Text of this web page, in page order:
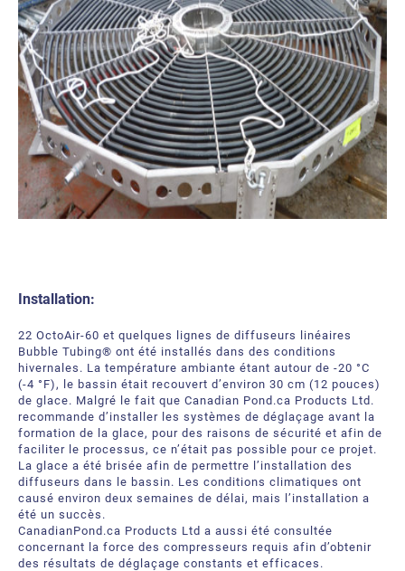
Installation:
22 OctoAir-60 et quelques lignes de diffuseurs linéaires
Bubble Tubing® ont été installés dans des conditions
hivernales. La température ambiante étant autour de -20 °C
(-4 °F), le bassin était recouvert d’environ 30 cm (12 pouces)
de glace. Malgré le fait que Canadian Pond.ca Products Ltd.
recommande d’installer les systèmes de déglaçage avant la
formation de la glace, pour des raisons de sécurité et afin de
faciliter le processus, ce n’était pas possible pour ce projet.
La glace a été brisée afin de permettre l’installation des
diffuseurs dans le bassin. Les conditions climatiques ont
causé environ deux semaines de délai, mais l’installation a
été un succès.
CanadianPond.ca Products Ltd a aussi été consultée
concernant la force des compresseurs requis afin d’obtenir
des résultats de déglaçage constants et efficaces.